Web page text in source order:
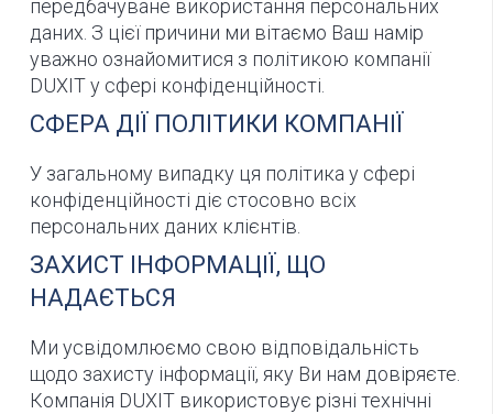
передбачуване використання персональних
даних. З цієї причини ми вітаємо Ваш намір
уважно ознайомитися з політикою компанії
DUXIT у сфері конфіденційності.
СФЕРА ДІЇ ПОЛІТИКИ КОМПАНІЇ
У загальному випадку ця політика у сфері
конфіденційності діє стосовно всіх
персональних даних клієнтів.
ЗАХИСТ ІНФОРМАЦІЇ, ЩО
НАДАЄТЬСЯ
Ми усвідомлюємо свою відповідальність
щодо захисту інформації, яку Ви нам довіряєте.
Компанія DUXIT використовує різні технічні